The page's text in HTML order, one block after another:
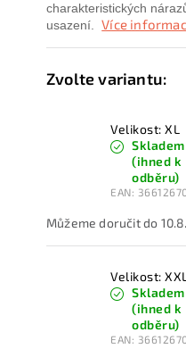
charakteristických
usazení.
Více
Velikost: XL
Skladem
(ihned k
odběru)
EAN:
Velikost: XXL
Skladem
(ihned k
odběru)
EAN: